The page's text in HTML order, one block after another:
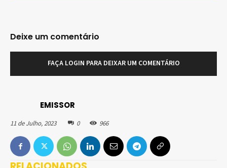
EMISSOR
11 de Julho, 2023 0 966
Deixe um comentário
FAÇA LOGIN PARA DEIXAR UM COMENTÁRIO